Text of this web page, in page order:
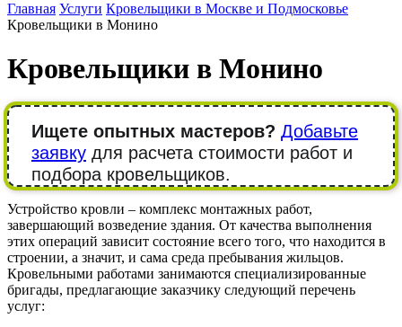
Главная Услуги Кровельщики в Москве и Подмосковье
Кровельщики в Монино
Кровельщики в Монино
Ищете опытных мастеров? Добавьте
заявку для расчета стоимости работ и
подбора кровельщиков.
Устройство кровли – комплекс монтажных работ,
завершающий возведение здания. От качества выполнения
этих операций зависит состояние всего того, что находится в
строении, а значит, и сама среда пребывания жильцов.
Кровельными работами занимаются специализированные
бригады, предлагающие заказчику следующий перечень
услуг: